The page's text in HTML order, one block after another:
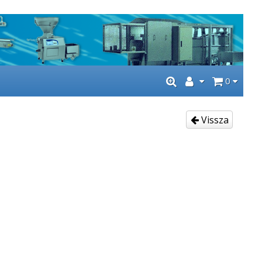
0
Vissza